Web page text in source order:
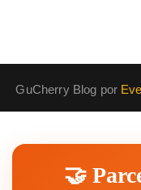
GuCherry Blog por
🤝